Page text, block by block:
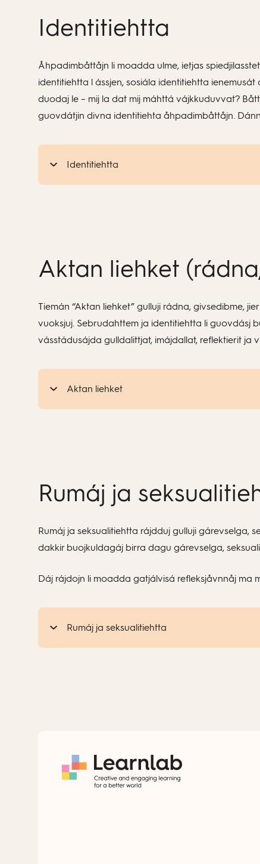
Identitiehtta
Åhpadimbåttåjn li moadda ulme, ietjas
identitiehtta l ássjen, sosiála identitiehtta
duodaj le – mij la dat mij máhttá vájkkuduvvat?
guovdátjin divna identitiehta åhpadimbåttåjn.
Identitiehtta
Aktan liehket
Tiemán “Aktan liehket” gulluji rádna, givsedibme,
vuoksjuj. Sebrudahttem ja identitiehtta li guovdásj
vásstádusájda gulldalittjat, imájdallat, reflektierit ja
Aktan liehket
Rumáj ja
Rumáj ja seksualitiehtta rájdduj gulluji gárevselga,
dakkir buojkuldagáj birra dagu gárevselga,
Dáj rájdojn li moadda gatjálvisá refleksjåvnnåj ma
Rumáj ja seksualitiehtta